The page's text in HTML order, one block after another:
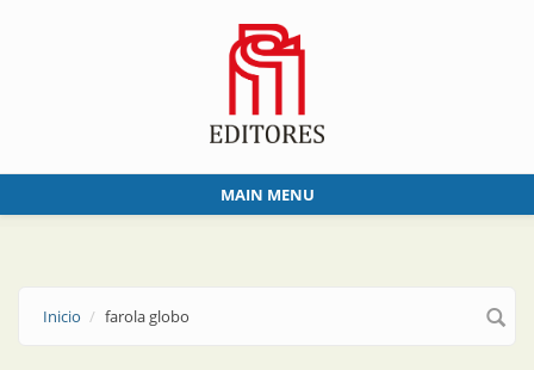
MAIN MENU
Inicio farola globo